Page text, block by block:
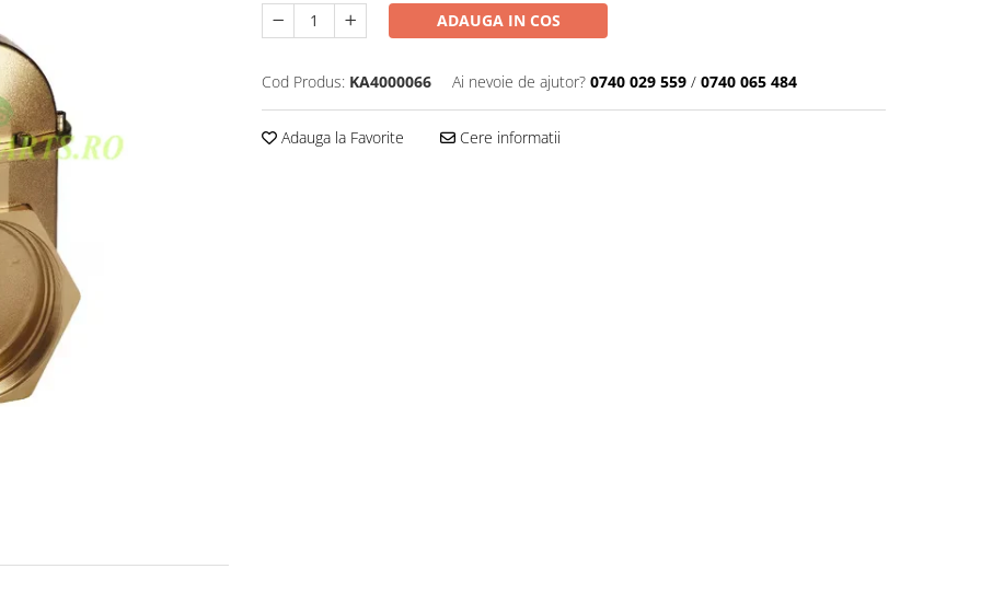
ADAUGA IN COS
Cod Produs: KA4000066 Ai nevoie de ajutor? 0740 029 559 / 0740 065 484
Adauga la Favorite Cere informatii